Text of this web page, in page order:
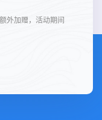
外加赠，活动期间